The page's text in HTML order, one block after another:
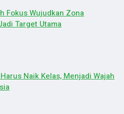
Fokus Wujudkan Zona
Target Utama
Naik Kelas, Menjadi Wajah